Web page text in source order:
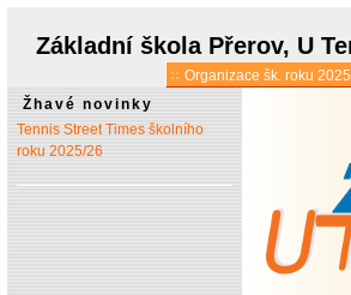
Základní škola Přerov, U
Organizace šk. roku
Žhavé novinky
prázdninách
* 13. 5.:Vyšlo 6. číslo časopisu
Tennis Street Times školního
roku 2025/26